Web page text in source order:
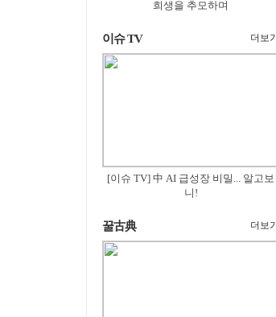
희생을 추모하며
이슈 TV 더보기
[이슈 TV] 中 AI 급성장 비밀... 알고보
니!
꿀古典 더보기